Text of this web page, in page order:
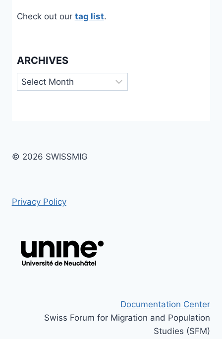
Check out our tag list.
ARCHIVES
Archives
© 2026 SWISSMIG
Privacy Policy
Documentation Center
Swiss Forum for Migration and Population
Studies (SFM)